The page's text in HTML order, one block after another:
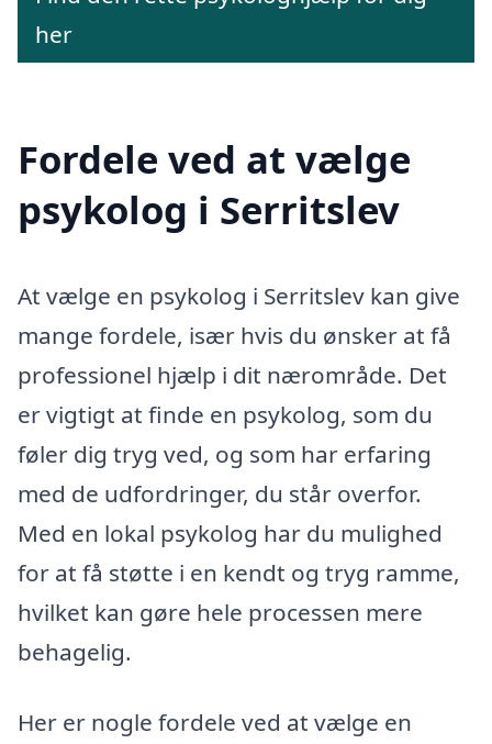
her
Fordele ved at vælge
psykolog i Serritslev
At vælge en psykolog i Serritslev kan give
mange fordele, især hvis du ønsker at få
professionel hjælp i dit nærområde. Det
er vigtigt at finde en psykolog, som du
føler dig tryg ved, og som har erfaring
med de udfordringer, du står overfor.
Med en lokal psykolog har du mulighed
for at få støtte i en kendt og tryg ramme,
hvilket kan gøre hele processen mere
behagelig.
Her er nogle fordele ved at vælge en